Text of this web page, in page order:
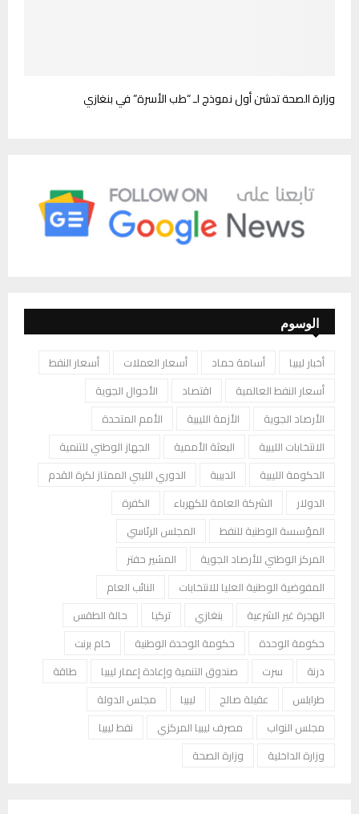
وزارة الصحة تدشن أول نموذج لـ “طب الأسرة” في بنغازي
الوسوم
أخبار ليبيا أسامة حماد أسعار العملات
أسعار النفط
أسعار النفط العالمية
اقتصاد
الأحوال الجوية
الأرصاد الجوية
الأزمة الليبية
الأمم المتحدة
الانتخابات الليبية
البعثة الأممية
الجهاز الوطني للتنمية
الحكومة الليبية
الدبيبة
الدوري الليبي الممتاز لكرة القدم
الدولار
الشركة العامة للكهرباء
الكفرة
المؤسسة الوطنية للنفط
المجلس الرئاسي
المركز الوطني للأرصاد الجوية
المشير حفتر
المفوضية الوطنية العليا للانتخابات
النائب العام
الهجرة غير الشرعية
بنغازي تركيا
حالة الطقس
حكومة الوحدة
حكومة الوحدة الوطنية
خام برنت
درنة
سرت صندوق التنمية وإعادة إعمار ليبيا
طاقة
طرابلس
عقيلة صالح ليبيا
مجلس الدولة
مجلس النواب
مصرف ليبيا المركزي
نفط ليبيا
وزارة الداخلية
وزارة الصحة